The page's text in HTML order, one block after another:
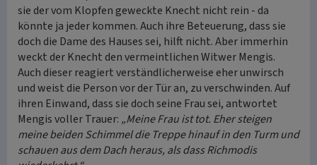
sie der vom Klopfen geweckte Knecht nicht rein - da
könnte ja jeder kommen. Auch ihre Beteuerung, dass sie
doch die Dame des Hauses sei, hilft nicht. Aber immerhin
weckt der Knecht den vermeintlichen Witwer Mengis.
Auch dieser reagiert verständlicherweise eher unwirsch
und weist die Person vor der Tür an, zu verschwinden. Auf
ihren Einwand, dass sie doch seine Frau sei, antwortet
Mengis voller Trauer: „Meine Frau ist tot. Eher steigen
meine beiden Schimmel die Treppe hinauf in den Turm und
schauen aus dem Dach heraus, als dass Richmodis